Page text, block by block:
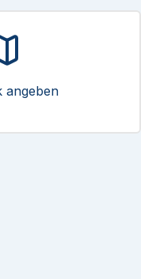
angeben